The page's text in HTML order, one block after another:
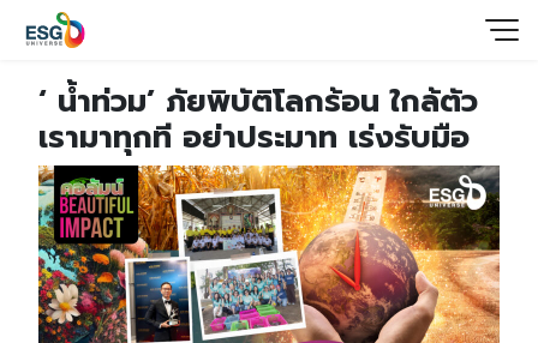
‘ น้ำท่วม’ ภัยพิบัติโลกร้อน ใกล้ตัว
เรามาทุกที อย่าประมาท เร่งรับมือ